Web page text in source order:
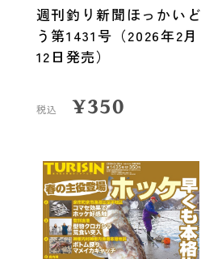
週刊釣り新聞ほっかいど
う第1431号（2026年2月
12日発売）
税込 ¥350